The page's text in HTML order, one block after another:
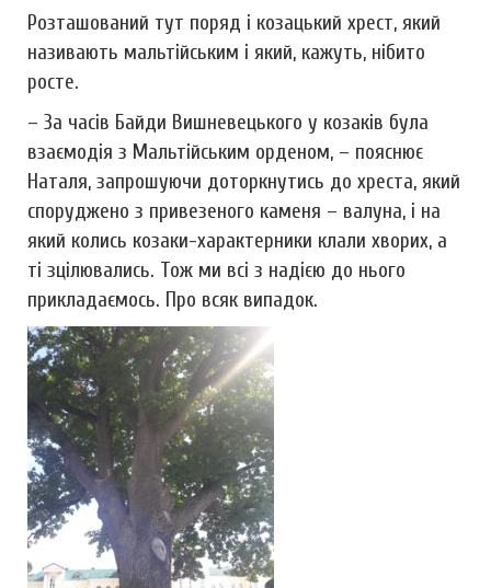
Розташований тут поряд і козацький хрест, який
називають мальтійським і який, кажуть, нібито
росте.
– За часів Байди Вишневецького у козаків була
взаємодія з Мальтійським орденом, – пояснює
Наталя, запрошуючи доторкнутись до хреста, який
споруджено з привезеного каменя – валуна, і на
який колись козаки-характерники клали хворих, а
ті зцілювались. Тож ми всі з надією до нього
прикладаємось. Про всяк випадок.